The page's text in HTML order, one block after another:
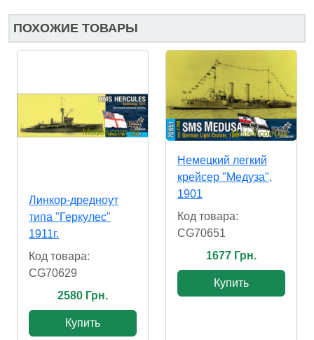
ПОХОЖИЕ ТОВАРЫ
Линкор-дредноут
типа "Геркулес"
1911г.
Код товара:
CG70629
2580 Грн.
Купить
Немецкий легкий
крейсер "Медуза",
1901
Код товара:
CG70651
1677 Грн.
Купить